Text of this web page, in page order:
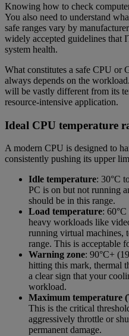
Knowing how to check
You also need to understand
safe ranges vary by
widely accepted guidelines that
system health.
What constitutes a safe CPU or
always depends on the
will be vastly different from its
resource-intensive application.
Ideal CPU temperature
A modern CPU is designed to
consistently pushing its upper
Idle temperature: 30°C
PC is on but not running
should be in this range.
Load temperature:
heavy workloads like
running virtual machines,
range. This is acceptable
Warning zone: 90°C+
hitting this mark, thermal
a clear sign that your
workload.
Maximum temperature
This is the critical
aggressively throttle or
permanent damage.